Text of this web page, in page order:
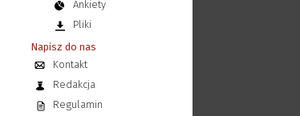
Ankiety
Pliki
Napisz do nas
Kontakt
Redakcja
Regulamin